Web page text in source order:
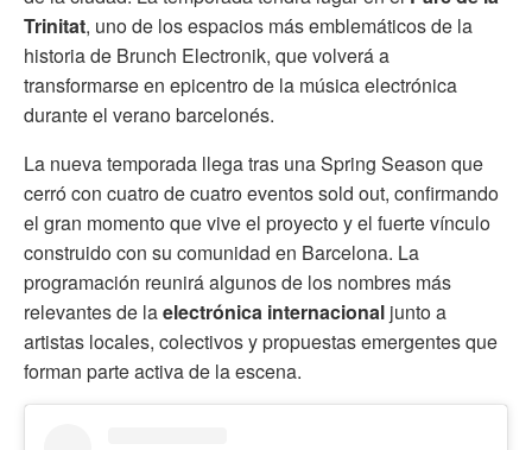
Trinitat, uno de los espacios más emblemáticos de la
historia de Brunch Electronik, que volverá a
transformarse en epicentro de la música electrónica
durante el verano barcelonés.
La nueva temporada llega tras una Spring Season que
cerró con cuatro de cuatro eventos sold out, confirmando
el gran momento que vive el proyecto y el fuerte vínculo
construido con su comunidad en Barcelona. La
programación reunirá algunos de los nombres más
relevantes de laelectrónica internacional junto a
artistas locales, colectivos y propuestas emergentes que
forman parte activa de la escena.